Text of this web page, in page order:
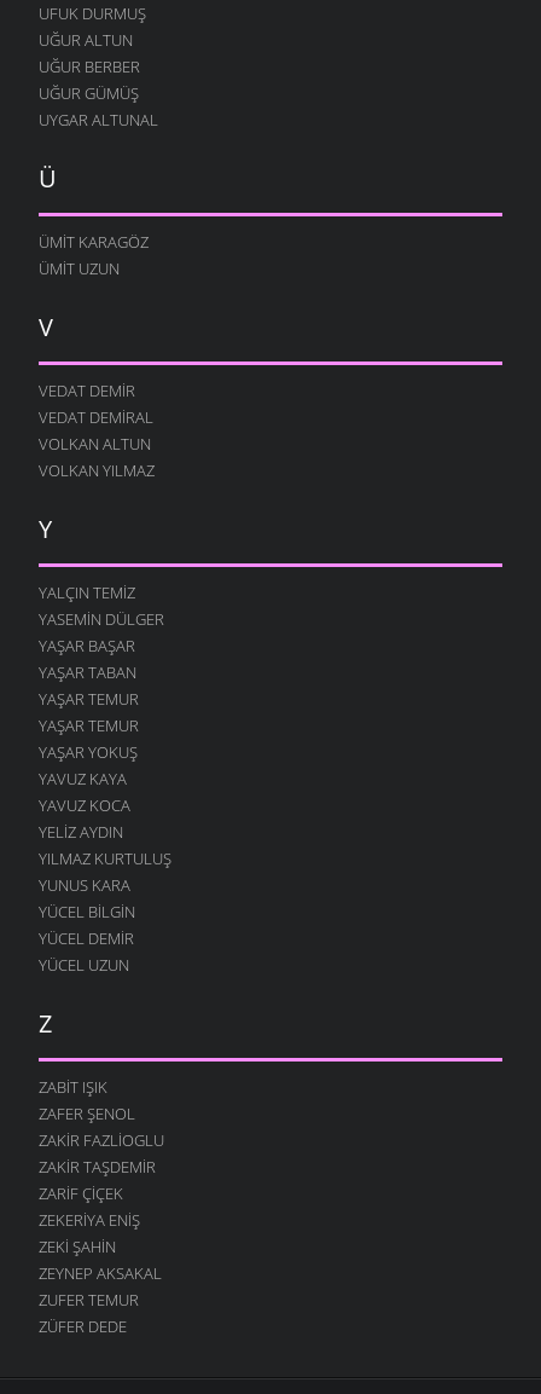
UFUK DURMUŞ
UĞUR ALTUN
UĞUR BERBER
UĞUR GÜMÜŞ
UYGAR ALTUNAL
Ü
ÜMIT KARAGÖZ
ÜMIT UZUN
V
VEDAT DEMIR
VEDAT DEMIRAL
VOLKAN ALTUN
VOLKAN YILMAZ
Y
YALÇIN TEMIZ
YASEMIN DÜLGER
YAŞAR BAŞAR
YAŞAR TABAN
YAŞAR TEMUR
YAŞAR TEMUR
YAŞAR YOKUŞ
YAVUZ KAYA
YAVUZ KOCA
YELIZ AYDIN
YILMAZ KURTULUŞ
YUNUS KARA
YÜCEL BILGIN
YÜCEL DEMIR
YÜCEL UZUN
Z
ZABIT IŞIK
ZAFER ŞENOL
ZAKIR FAZLIOGLU
ZAKIR TAŞDEMIR
ZARIF ÇIÇEK
ZEKERIYA ENIŞ
ZEKI ŞAHIN
ZEYNEP AKSAKAL
ZUFER TEMUR
ZÜFER DEDE